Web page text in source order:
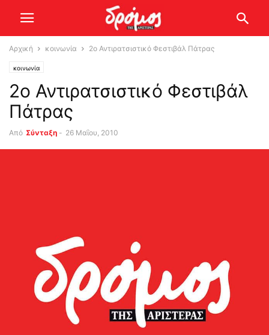
Αρχική κοινωνία 2o Αντιρατσιστικό Φεστιβάλ Πάτρας
κοινωνία
2o Αντιρατσιστικό Φεστιβάλ
Πάτρας
Από Σύνταξη - 26 Μαΐου, 2010